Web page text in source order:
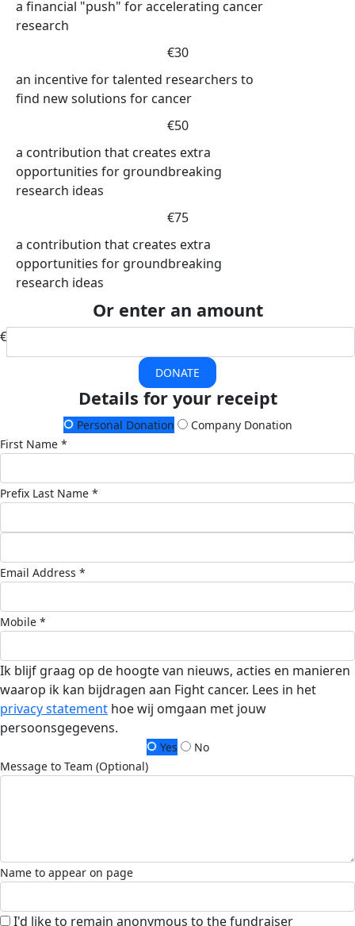
a financial "push" for accelerating cancer
research
€30
an incentive for talented researchers to
find new solutions for cancer
€50
a contribution that creates extra
opportunities for groundbreaking
research ideas
€75
a contribution that creates extra
opportunities for groundbreaking
research ideas
Or enter an amount
€
DONATE
Details for your receipt
Personal Donation
Company Donation
First Name *
Prefix Last Name *
Email Address *
Mobile *
Ik blijf graag op de hoogte van nieuws, acties en manieren
waarop ik kan bijdragen aan Fight cancer. Lees in het
privacy statement hoe wij omgaan met jouw
persoonsgegevens.
Yes
No
Message to Team (Optional)
Name to appear on page
I'd like to remain anonymous to the fundraiser